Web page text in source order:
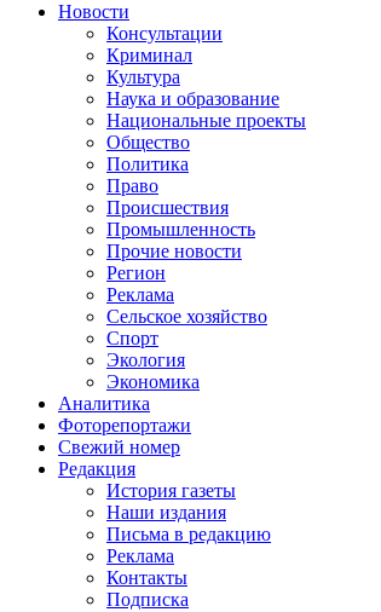
Новости
Консультации
Криминал
Культура
Наука и образование
Национальные проекты
Общество
Политика
Право
Происшествия
Промышленность
Прочие новости
Регион
Реклама
Сельское хозяйство
Спорт
Экология
Экономика
Аналитика
Фоторепортажи
Свежий номер
Редакция
История газеты
Наши издания
Письма в редакцию
Реклама
Контакты
Подписка